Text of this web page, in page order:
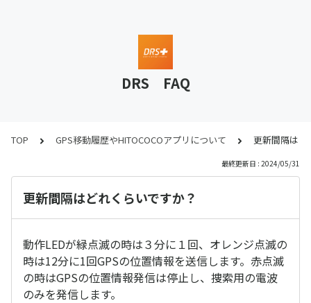
DRS FAQ
TOP GPS移動履歴やHITOCOCOアプリについて 更新間隔はど
最終更新日 : 2024/05/31
更新間隔はどれくらいですか？
動作LEDが緑点滅の時は３分に１回、オレンジ点滅の
時は12分に1回GPSの位置情報を送信します。赤点滅
の時はGPSの位置情報発信は停止し、捜索用の電波
のみを発信します。